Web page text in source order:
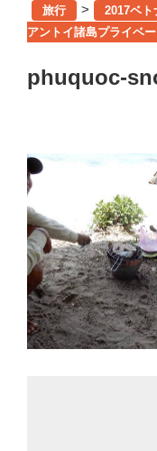
旅行 > 2017ベト
アントイ諸島プライベ
phuquoc-